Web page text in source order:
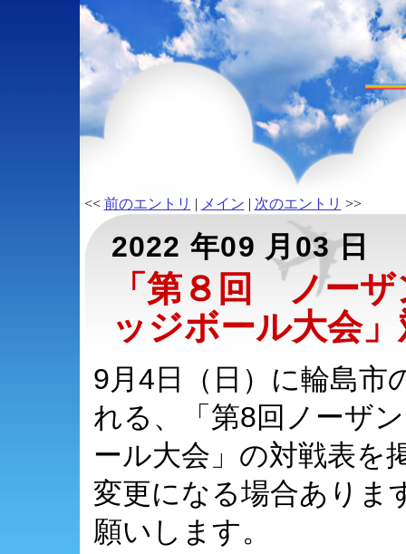
<< 前のエントリ | メイン | 次のエントリ >>
2022 年09 月03 日
「第８回 ノー
ッジボール大会
9月4日（日）に輪島市
れる、「第8回ノーザ
ール大会」の対戦表を
変更になる場合ありま
願いします。